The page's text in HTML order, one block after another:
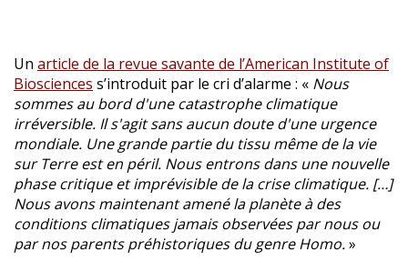
Un article de la revue savante de l’American Institute of
Biosciences s’introduit par le cri d’alarme : « Nous
sommes au bord d'une catastrophe climatique
irréversible. Il s'agit sans aucun doute d'une urgence
mondiale. Une grande partie du tissu même de la vie
sur Terre est en péril. Nous entrons dans une nouvelle
phase critique et imprévisible de la crise climatique. […]
Nous avons maintenant amené la planète à des
conditions climatiques jamais observées par nous ou
par nos parents préhistoriques du genre Homo.»